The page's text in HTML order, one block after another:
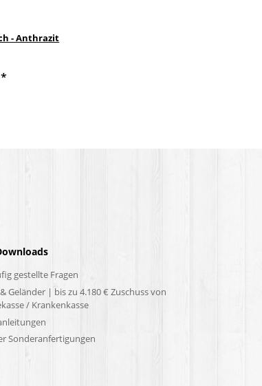
- Anthrazit
*
gestellte Fragen
Geländer | bis zu 4.180 € Zuschuss von
/ Krankenkasse
Sonderanfertigungen